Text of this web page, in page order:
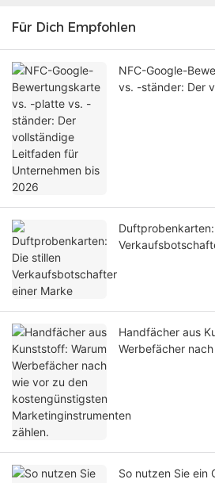
Für Dich Empfohlen
NFC-Google-
vs. -ständer: Der
Handfächer aus
Werbefächer
So nutzen Sie ein